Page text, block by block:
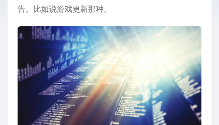
告。比如说游戏更新那种。